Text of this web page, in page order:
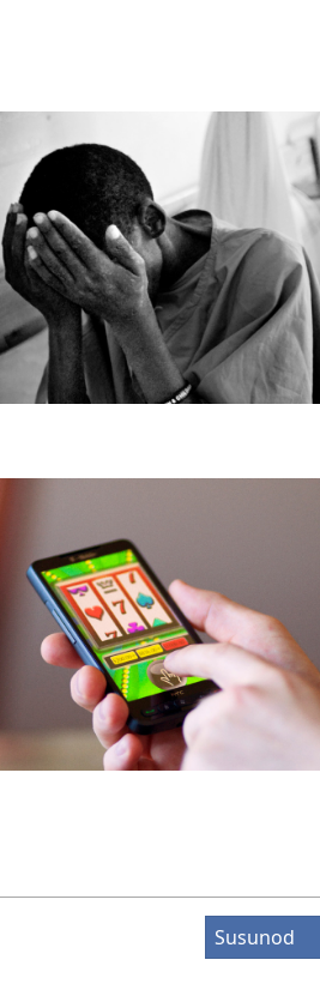
Susunod